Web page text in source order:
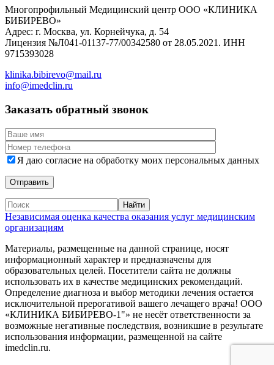
Многопрофильный Медицинский центр ООО «КЛИНИКА
БИБИРЕВО»
Адрес: г. Москва, ул. Корнейчука, д. 54
Лицензия №Л041-01137-77/00342580 от 28.05.2021. ИНН
9715393028
klinika.bibirevo@mail.ru
info@imedclin.ru
Заказать обратный звонок
Я даю согласие на обработку моих персональных данных
Независимая оценка качества оказания услуг медицинским
организациям
Материалы, размещенные на данной странице, носят
информационный характер и предназначены для
образовательных целей. Посетители сайта не должны
использовать их в качестве медицинских рекомендаций.
Определение диагноза и выбор методики лечения остается
исключительной прерогативой вашего лечащего врача! ООО
«КЛИНИКА БИБИРЕВО-1"» не несёт ответственности за
возможные негативные последствия, возникшие в результате
использования информации, размещенной на сайте
imedclin.ru.